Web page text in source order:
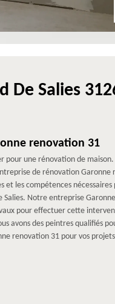
De Salies
renovation 31
pour une rénovation de
de rénovation Garonne
les compétences nécessaires
Notre entreprise
pour effectuer cette
avons des peintres qualifiés
renovation 31 pour vos